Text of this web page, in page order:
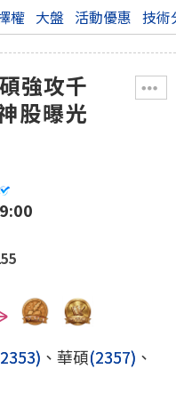
權 大盤 活動優惠 技術
強攻千
股曝光
、華碩(2357) 、